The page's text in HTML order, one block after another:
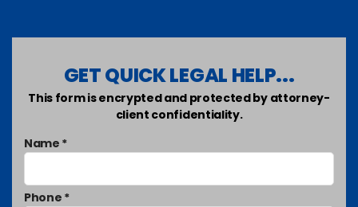
GET QUICK LEGAL HELP...
This form is encrypted and protected by attorney-
client confidentiality.
Name *
Phone *